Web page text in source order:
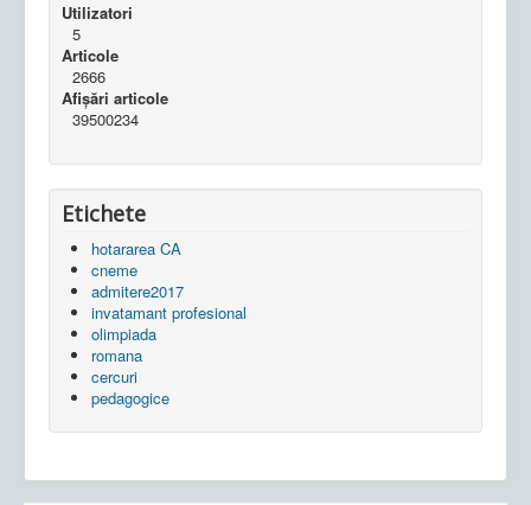
Utilizatori
5
Articole
2666
Afișări articole
39500234
Etichete
hotararea CA
cneme
admitere2017
invatamant profesional
olimpiada
romana
cercuri
pedagogice